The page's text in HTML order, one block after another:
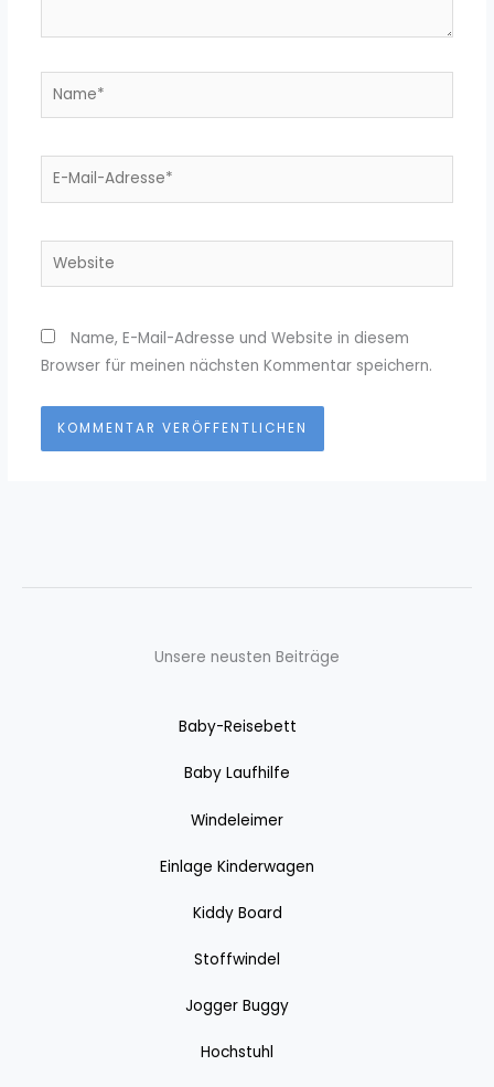
Name*
E-
Website
Name, E-Mail-Adresse und Website in diesem
Browser für meinen nächsten Kommentar speichern.
Unsere neusten Beiträge
Baby-Reisebett
Baby Laufhilfe
Windeleimer
Einlage Kinderwagen
Kiddy Board
Stoffwindel
Jogger Buggy
Hochstuhl